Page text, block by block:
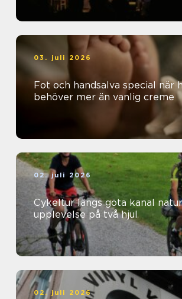
03. juli 2026
Fot och handsalva special när huden
behöver mer än vanlig creme
02. juli 2026
Cykeltur längs göta kanal naturnära
upplevelse på två hjul
02. juli 2026